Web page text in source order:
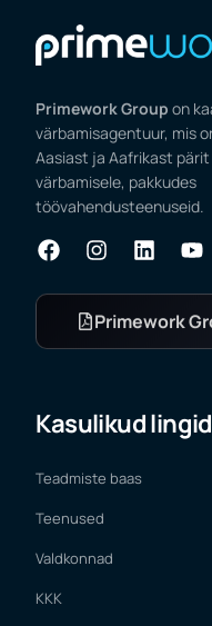
Primework Group on
värbamisagentuur, mis
Aasiast ja Aafrikast
värbamisele, pakkudes
töövahendusteenuseid.
Primework
Kasulikud lingid
Teadmiste baas
Teenused
Valdkonnad
KKK